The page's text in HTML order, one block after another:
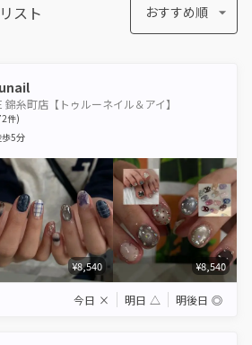
スト おすすめ順
錦糸町店【トゥルーネイル＆アイ】
件)
歩5分
¥8,540 ¥8,540
今日 × 明日 △ 明後日 ◎